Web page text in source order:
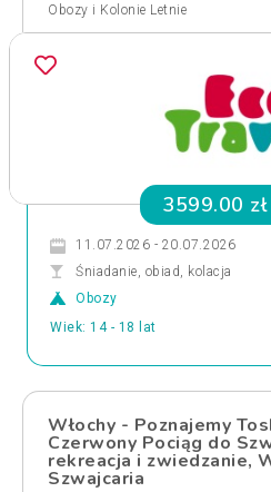
Obozy i Kolonie Letnie
3599.00 zł
11.07.2026 - 20.07.2026
Śniadanie, obiad, kolacja
Obozy
Wiek: 14 - 18 lat
Włochy - Poznajemy
Czerwony Pociąg do
rekreacja i zwiedzanie,
Szwajcaria